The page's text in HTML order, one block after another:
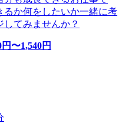
か何をしたいか一緒に考
てみませんか？
円〜1,540円